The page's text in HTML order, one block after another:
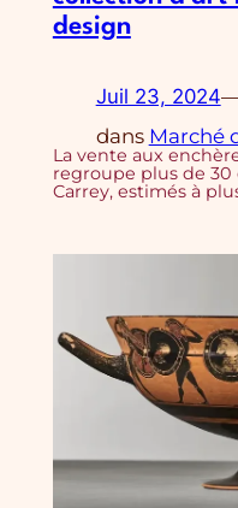
design
Juil 23, 2024
dans Marché
La vente aux
regroupe plus de 30
Carrey, estimés à